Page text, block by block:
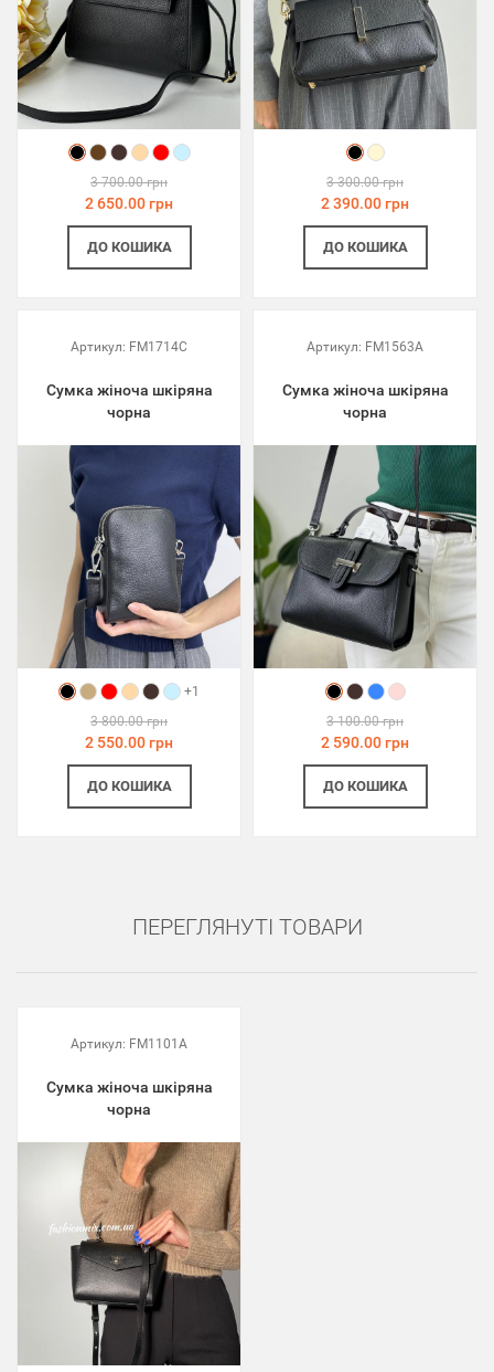
3 700.00 грн
2 650.00 грн
ДО КОШИКА
3 300.00 грн
2 390.00 грн
ДО КОШИКА
Артикул: FM1714C
Сумка жіноча шкіряна
чорна
+1
3 800.00 грн
2 550.00 грн
ДО КОШИКА
Артикул: FM1563A
Сумка жіноча шкіряна
чорна
3 100.00 грн
2 590.00 грн
ДО КОШИКА
ПЕРЕГЛЯНУТІ ТОВАРИ
Артикул: FM1101A
Сумка жіноча шкіряна
чорна